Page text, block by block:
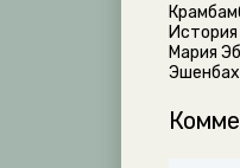
Мария
Эшенбах